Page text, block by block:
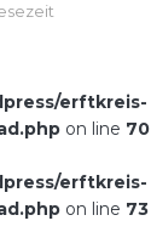
erftkreis-
on line 70
erftkreis-
on line 73